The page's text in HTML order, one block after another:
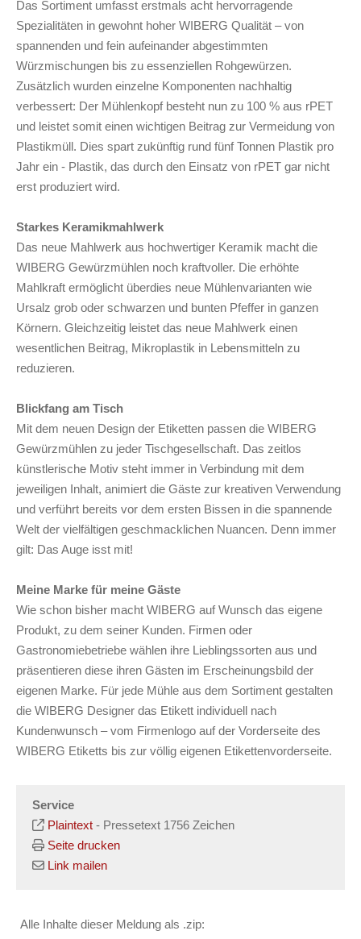
Das Sortiment umfasst erstmals acht hervorragende
Spezialitäten in gewohnt hoher WIBERG Qualität – von
spannenden und fein aufeinander abgestimmten
Würzmischungen bis zu essenziellen Rohgewürzen.
Zusätzlich wurden einzelne Komponenten nachhaltig
verbessert: Der Mühlenkopf besteht nun zu 100 % aus rPET
und leistet somit einen wichtigen Beitrag zur Vermeidung von
Plastikmüll. Dies spart zukünftig rund fünf Tonnen Plastik pro
Jahr ein - Plastik, das durch den Einsatz von rPET gar nicht
erst produziert wird.
Starkes Keramikmahlwerk
Das neue Mahlwerk aus hochwertiger Keramik macht die
WIBERG Gewürzmühlen noch kraftvoller. Die erhöhte
Mahlkraft ermöglicht überdies neue Mühlenvarianten wie
Ursalz grob oder schwarzen und bunten Pfeffer in ganzen
Körnern. Gleichzeitig leistet das neue Mahlwerk einen
wesentlichen Beitrag, Mikroplastik in Lebensmitteln zu
reduzieren.
Blickfang am Tisch
Mit dem neuen Design der Etiketten passen die WIBERG
Gewürzmühlen zu jeder Tischgesellschaft. Das zeitlos
künstlerische Motiv steht immer in Verbindung mit dem
jeweiligen Inhalt, animiert die Gäste zur kreativen Verwendung
und verführt bereits vor dem ersten Bissen in die spannende
Welt der vielfältigen geschmacklichen Nuancen. Denn immer
gilt: Das Auge isst mit!
Meine Marke für meine Gäste
Wie schon bisher macht WIBERG auf Wunsch das eigene
Produkt, zu dem seiner Kunden. Firmen oder
Gastronomiebetriebe wählen ihre Lieblingssorten aus und
präsentieren diese ihren Gästen im Erscheinungsbild der
eigenen Marke. Für jede Mühle aus dem Sortiment gestalten
die WIBERG Designer das Etikett individuell nach
Kundenwunsch – vom Firmenlogo auf der Vorderseite des
WIBERG Etiketts bis zur völlig eigenen Etikettenvorderseite.
Service
Plaintext - Pressetext 1756 Zeichen
Seite drucken
Link mailen
Alle Inhalte dieser Meldung als .zip: